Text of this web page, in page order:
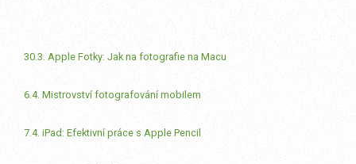
30.3. Apple Fotky: Jak na fotografie na Macu
6.4. Mistrovství fotografování mobilem
7.4. iPad: Efektivní práce s Apple Pencil